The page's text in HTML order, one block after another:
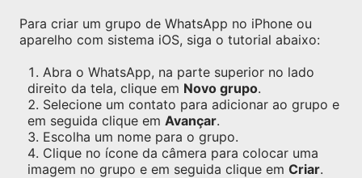
Para criar um grupo de WhatsApp no iPhone ou
aparelho com sistema iOS, siga o tutorial abaixo:
Abra o WhatsApp, na parte superior no lado
direito da tela, clique em Novo grupo.
Selecione um contato para adicionar ao grupo e
em seguida clique em Avançar.
Escolha um nome para o grupo.
Clique no ícone da câmera para colocar uma
imagem no grupo e em seguida clique em Criar.